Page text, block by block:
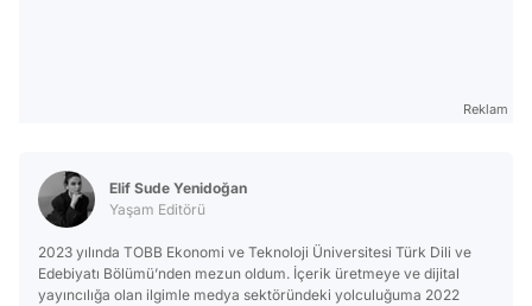
Reklam
Elif Sude Yenidoğan
Yaşam Editörü
2023 yılında TOBB Ekonomi ve Teknoloji Üniversitesi Türk Dili ve
Edebiyatı Bölümü’nden mezun oldum. İçerik üretmeye ve dijital
yayıncılığa olan ilgimle medya sektöründeki yolculuğuma 2022